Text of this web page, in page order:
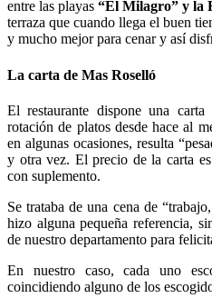
entre las playas “El Milagro” y la
terraza que cuando llega el buen
y mucho mejor para cenar y así
La carta de Mas Roselló
El restaurante dispone una
rotación de platos desde hace al
en algunas ocasiones, resulta
y otra vez. El precio de la carta
con suplemento.
Se trataba de una cena de
hizo alguna pequeña referencia,
de nuestro departamento para
En nuestro caso, cada uno
coincidiendo alguno de los